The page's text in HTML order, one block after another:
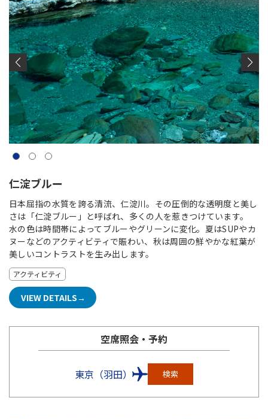
仁淀ブルー
日本屈指の水質を誇る清流、仁淀川。その圧倒的な透明度と美し
さは「仁淀ブルー」と呼ばれ、多くの人を惹きつけています。
水の色は時間帯によってブルーやグリーンに変化。夏はSUPやカ
ヌーなどのアクティビティで賑わい、秋は周囲の鮮やかな紅葉が
美しいコントラストを生み出します。
アクティビティ
VIEW DETAILS
空席照会・予約
東京（羽田） 検索